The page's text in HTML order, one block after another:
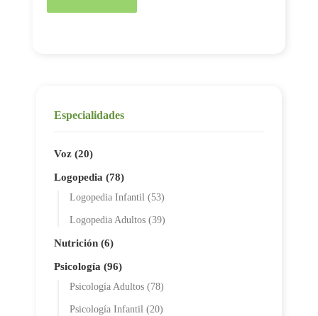
Especialidades
Voz (20)
Logopedia (78)
Logopedia Infantil (53)
Logopedia Adultos (39)
Nutrición (6)
Psicología (96)
Psicología Adultos (78)
Psicología Infantil (20)